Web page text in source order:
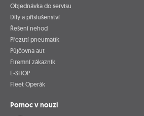
Objednávka do servisu
Díly a příslušenství
Řešení nehod
Přezutí pneumatik
Půjčovna aut
Firemní zákazník
E-SHOP
Fleet Operák
Pomoc v nouzi